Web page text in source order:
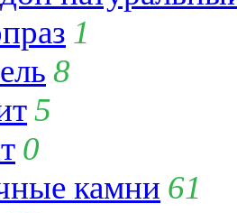
1
8
5
0
камни 61